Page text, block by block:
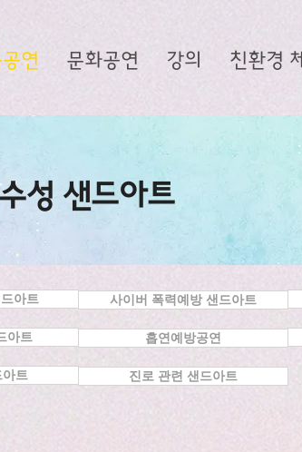
연 문화공연 강의 친환경
성 샌드아트
아트
아트 흡연예방공연
트 진로 관련 샌드아트
사이버 폭력예방 샌드아트